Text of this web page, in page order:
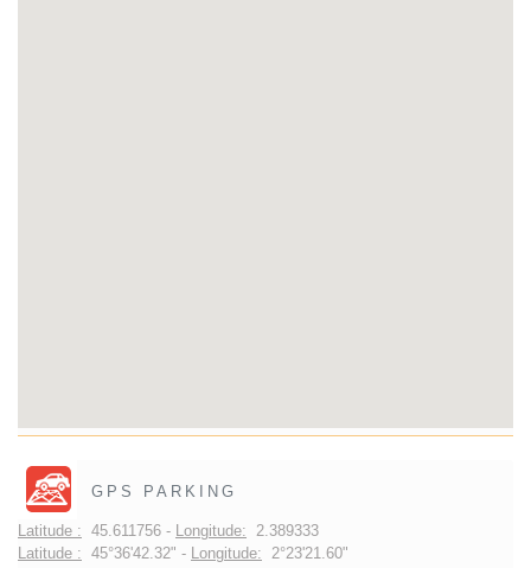
GPS PARKING
Latitude : 45.611756 - Longitude: 2.389333
Latitude : 45°36'42.32" - Longitude: 2°23'21.60"